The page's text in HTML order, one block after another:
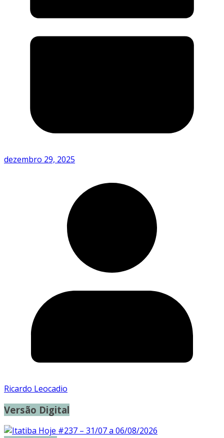
dezembro 29, 2025
Ricardo Leocadio
Versão Digital